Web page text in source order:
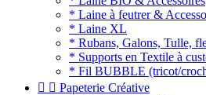
* Laine à feutrer &
* Laine XL
* Rubans, Galons, Tulle,
* Supports en Textile à
* Fil BUBBLE (tricot/
  Papeterie Créative